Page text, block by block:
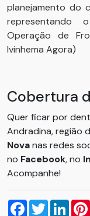
planejamento do
representando
Operação de
Ivinhema Agora)
Cobertura
Quer ficar por
Andradina, região
Novanas redes
no Facebook, no
Acompanhe!
Facebook
Twitter